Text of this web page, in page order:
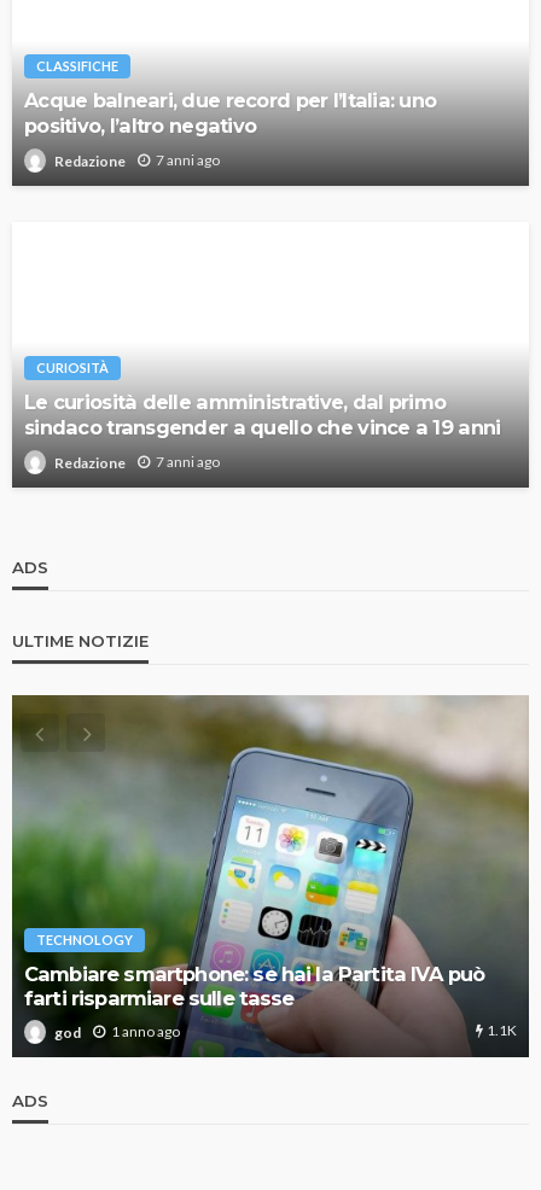
CLASSIFICHE
Acque balneari, due record per l’Italia: uno
positivo, l’altro negativo
Redazione 7 anni ago
CURIOSITÀ
Le curiosità delle amministrative, dal primo
sindaco transgender a quello che vince a 19 anni
Redazione 7 anni ago
ADS
ULTIME NOTIZIE
TECHNOLOGY
Cambiare smartphone: se hai la Partita IVA può
farti risparmiare sulle tasse
god 1 anno ago 1.1K
ADS